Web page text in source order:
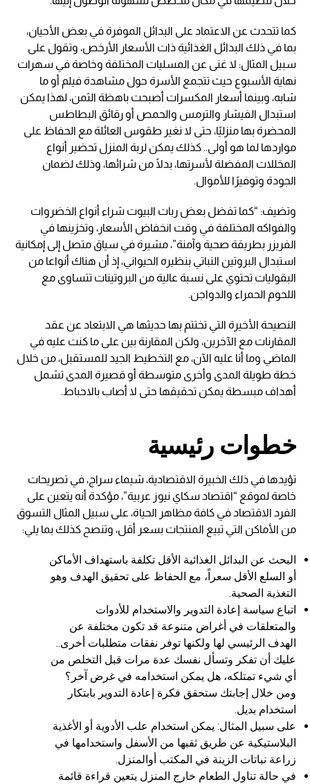
كما تتحدث عن الاعتماد على البدائل الموفرة في بعض الأحيان،
بما في ذلك البدائل الغذائية ذات الأسعار الأرخص، وتقول على
سبيل المثال: لا غنى عن المسليات المختلفة وخاصة في سهرات
نهاية الأسبوع حيث تتجمع الأسرة حول مشاهدة فيلم أو ما
شابه، وبينما أسعار المكسرات أصبحت باهظة الثمن، لهذا يمكن
استبدال الفيشار والترمس والحمص أو رقائق البطاطس
المحضرة بها منزليًا، حتى لا نغير طقوس العائلة مع الحفاظ على
مواردها لما هو أولى.. كذلك يمكن لربة المنزل تحضير أنواع
المخللات المفضلة لأسرتها، بدلًا من شرائها، وذلك لضمان
الجودة وتوفيرًا للأموال.
وتضيف: “كما تفضل بعض ربات البيوت شراء أنواع الخضروات
والفواكه المختلفة في وقت انخفاض الأسعار، وتخزينها في
الفريزر بطريقة صحية وآمنة”، مشيرة في سياق متصل إلى إمكانية
استبدال البروتين النباتي بنظيره الحيواني، إذ أن هناك أنواعا من
البقوليات تحتوي على نسبة عالية من البروتينات تتساوى مع
اللحوم الحمراء والدواجن.
النصيحة الأخيرة التي تختتم بها حديثها هي الابتعاد عن عقد
المقارنات مع الآخرين، ولكن المقارنة بين على ما كنت عليه في
الماضي وما أنا عليه الآن، مع التخطيط الجيد للمستقبل، من خلال
خطة طويلة المدى وأخرى متوسطة أو قصيرة المدى تشمل
أهداف مبسطة يمكن تحقيقها حتى لا أصاب بالاحباط.
خطوات رئيسية
تؤيدها في ذلك الخبيرة الاقتصادية، شيماء سراج، في تصريحات
خاصة لموقع “اقتصاد سكاي نيوز عربية”، مؤكدة أنه يتعين على
الفرد الاقتصاد في كافة مظاهر الحياة، على سبيل المثال التسوق
من الأماكن التي تبيع المنتجات بسعر أقل، وتنصح كذلك بما يلي:
البحث عن البدائل الغذائية الأقل تكلفة باستهداف الأماكن
أو السلع الأقل سعراً، مع الحفاظ على تحقيق الهدف وهو
التغذية الصحية.
اتباع سياسة إعادة التدوير والاستخدام للأدوات
والمتعلقات في أغراض متنوعة قد تكون مختلفة عن
الهدف الرئيسي لها ولكنها توفر نفقات متطلبات أخرى..
عليك أن تفكر وتسأل نفسك عدة مرات قبل التخلص من
أي شيء تمتلكه، هل يمكن استخدامه في غرض آخر؟
ومن خلال إجابتك ستحقق فكرة إعادة التدوير بابتكار
استخدام بديل.
على سبيل المثال: يمكن استخدام علب الأدوية أو الأغذية
البلاستيكية عن طريق ثقبها من الأسفل واستخدامها في
زراعة نباتات الزينة في المكتب أوالمنزل.
في حالة تناول الطعام خارج المنزل يتعين قراءة قائمة